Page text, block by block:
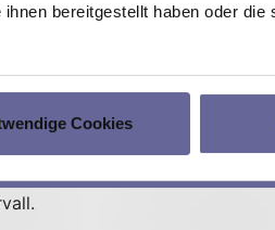
bereitgestellt haben oder
Cookies
wird die Funktion